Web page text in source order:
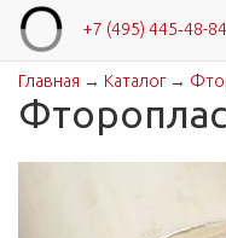
+7 (495) 445‑48-84
Вы здесь
Главная → Каталог→